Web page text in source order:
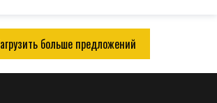
больше предложений